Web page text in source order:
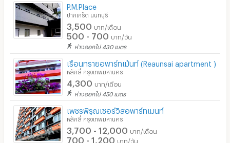
P.M.Place
ปากเกร็ด นนทบุรี
3,500 บาท/เดือน
500 - 700 บาท/วัน
ห่างออกไป 430 เมตร
เรือนทรายอพาร์ทเม้นท์ (Reaunsai apartment )
หลักสี่ กรุงเทพมหานคร
4,300 บาท/เดือน
ห่างออกไป 450 เมตร
เพชรพิรุณเซอร์วิสอพาร์ทเมนท์
หลักสี่ กรุงเทพมหานคร
3,700 - 12,000 บาท/เดือน
700 - 1,200 บาท/วัน